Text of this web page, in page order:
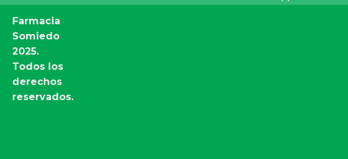
Farmacia
Somiedo
2025.
Todos los
derechos
reservados.